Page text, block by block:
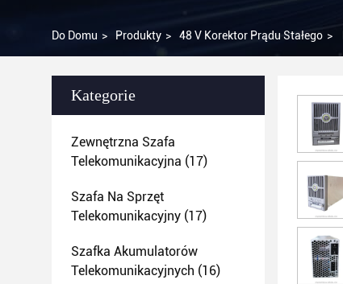
Do Domu > Produkty > 48 V Korektor Prądu Stałego >
Kategorie
Zewnętrzna Szafa
Telekomunikacyjna (17)
Szafa Na Sprzęt
Telekomunikacyjny (17)
Szafka Akumulatorów
Telekomunikacyjnych (16)